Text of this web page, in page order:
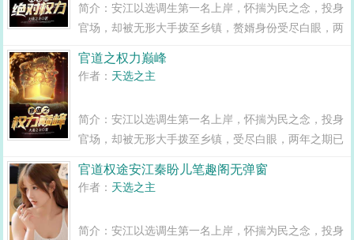
简介：安江以选调生第一名上岸，怀揣为民之念，投身
官场，却被无形大手拨至乡镇，赘婿身份受尽白眼，两
变全县最年轻正科级干部且看安江如何一路横空直撞，
官道之权力巅峰
作者： 天选之主
简介：安江以选调生第一名上岸，怀揣为民之念，投身
官场，却被无形大手拨至乡镇，受尽白眼，两年之期已
年轻干部且看安江如何一路横空直撞，闯出一条青云
官道权途安江秦盼儿笔趣阁无弹窗
作者： 天选之主
简介：安江以选调生第一名上岸，怀揣为民之念，投身